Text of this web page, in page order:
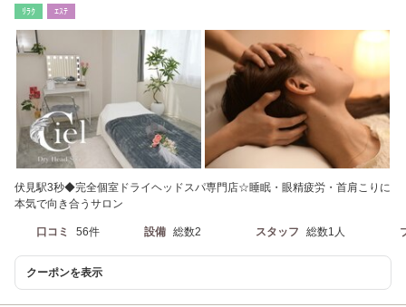
ﾘﾗｸ ｴｽﾃ
伏見駅3秒◆完全個室ドライヘッドスパ専門店☆睡眠・眼精疲労・首肩こりに
本気で向き合うサロン
口コミ 56件 設備 総数2 スタッフ 総数1人
クーポンを表示